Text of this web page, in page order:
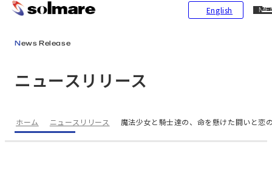
English
ニュースリリース
News Release
ホーム ニュースリリース 魔法少女と騎士達の、命を懸けた闘いと